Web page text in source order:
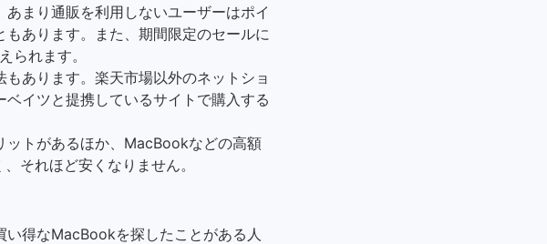
まり通販を利用しないユーザーはポイ
あります。また、期間限定のセールに
られます。
あります。楽天市場以外のネットショ
イツと提携しているサイトで購入する
ットがあるほか、MacBookなどの高額
それほど安くなりません。
得なMacBookを探したことがある人